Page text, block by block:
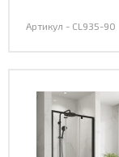
Артикул - CL935-90